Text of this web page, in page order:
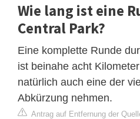
Wie lang ist eine
Central Park?
Eine komplette Runde
ist beinahe acht
natürlich auch eine der
Abkürzung nehmen.
Antrag auf Entfernung der